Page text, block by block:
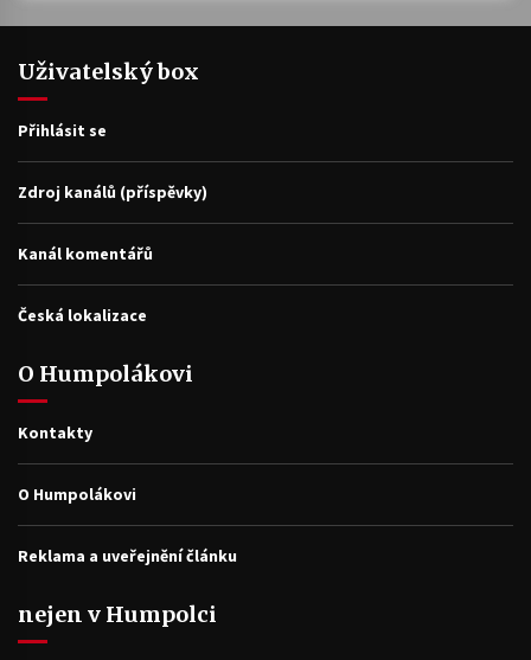
Uživatelský box
Přihlásit se
Zdroj kanálů (příspěvky)
Kanál komentářů
Česká lokalizace
O Humpolákovi
Kontakty
O Humpolákovi
Reklama a uveřejnění článku
nejen v Humpolci